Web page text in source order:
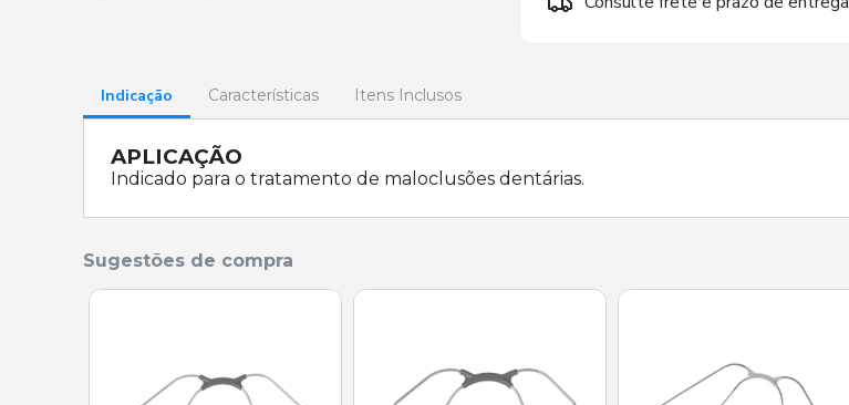
Indicação Características Itens Inclusos
APLICAÇÃO
Indicado para o tratamento de maloclusões dentárias.
Sugestões de compra